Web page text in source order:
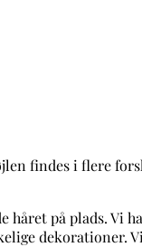
findes i flere
på plads. Vi
dekorationer.